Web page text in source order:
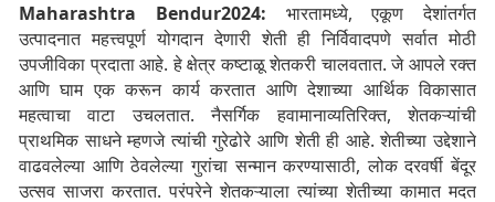
Maharashtra Bendur2024: भारतामध्ये, एकूण देशांतर्गत
उत्पादनात महत्त्वपूर्ण योगदान देणारी शेती ही निर्विवादपणे सर्वात मोठी
उपजीविका प्रदाता आहे. हे क्षेत्र कष्टाळू शेतकरी चालवतात. जे आपले रक्त
आणि घाम एक करून कार्य करतात आणि देशाच्या आर्थिक विकासात
महत्वाचा वाटा उचलतात. नैसर्गिक हवामानाव्यतिरिक्त, शेतकऱ्यांची
प्राथमिक साधने म्हणजे त्यांची गुरेढोरे आणि शेती ही आहे. शेतीच्या उद्देशाने
वाढवलेल्या आणि ठेवलेल्या गुरांचा सन्मान करण्यासाठी, लोक दरवर्षी बेंदूर
उत्सव साजरा करतात.परंपरेने शेतकऱ्याला त्यांच्या शेतीच्या कामात मदत